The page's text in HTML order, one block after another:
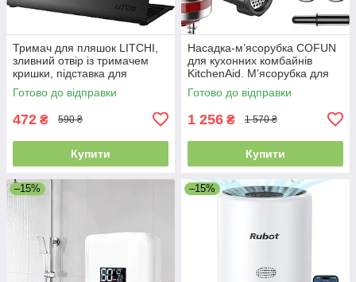
Тримач для пляшок LITCHI,
зливний отвір із тримачем
кришки, підставка для
пляшок
Готово до відправки
472 ₴ 590 ₴
Купити
Насадка-м’ясорубка COFUN
для кухонних комбайнів
KitchenAid. М’ясорубка для
аксесуарів KitchenAid
Готово до відправки
1 256 ₴ 1 570 ₴
Купити
–15% –15%